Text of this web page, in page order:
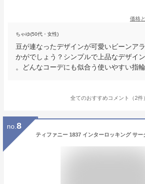
価格
ちゃゆ(50代・女性)
豆が連なったデザインが可愛いビーンア
かがでしょう？シンプルで上品なデザイ
。どんなコーデにも似合う使いやすい指
全てのおすすめコメント（2件）
no. 8